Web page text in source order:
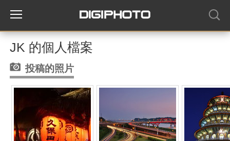
JK 的個人檔案
投稿的照片